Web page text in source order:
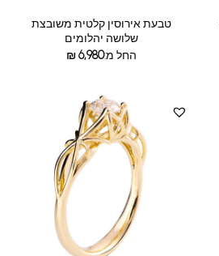
טבעת אירוסין קלטית משובצת
שלושה יהלומים
החל מ:
₪6,980